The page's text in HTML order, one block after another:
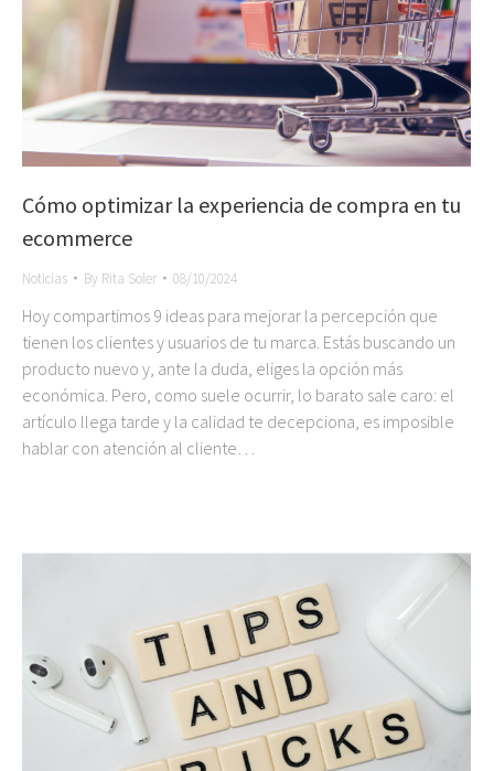
Cómo optimizar la experiencia de compra en tu
ecommerce
Noticias By Rita Soler 08/10/2024
Hoy compartimos 9 ideas para mejorar la percepción que
tienen los clientes y usuarios de tu marca. Estás buscando un
producto nuevo y, ante la duda, eliges la opción más
económica. Pero, como suele ocurrir, lo barato sale caro: el
artículo llega tarde y la calidad te decepciona, es imposible
hablar con atención al cliente…